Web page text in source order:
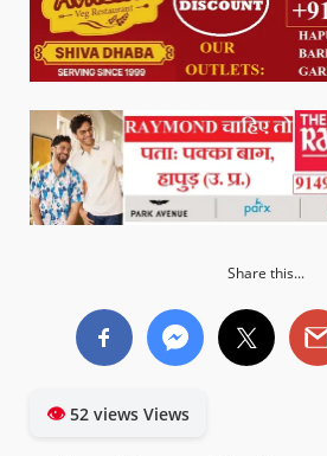
Share this...
👁52 views Views